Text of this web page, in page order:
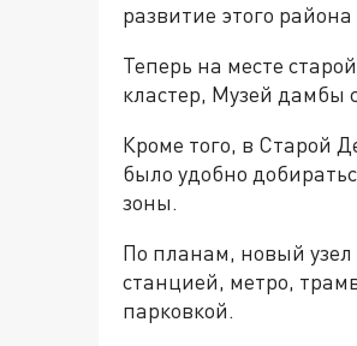
развитие этого
Теперь на месте
кластер, Музей дамбы
Кроме того, в Старой
было удобно
зоны.
По планам, новый
станцией, метро,
парковкой.